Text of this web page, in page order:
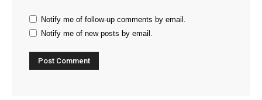
Notify me of follow-up comments by email.
Notify me of new posts by email.